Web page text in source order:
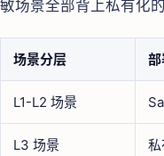
敏场景全部背上私有化的
场景分层
L1-L2 场景
L3 场景 私